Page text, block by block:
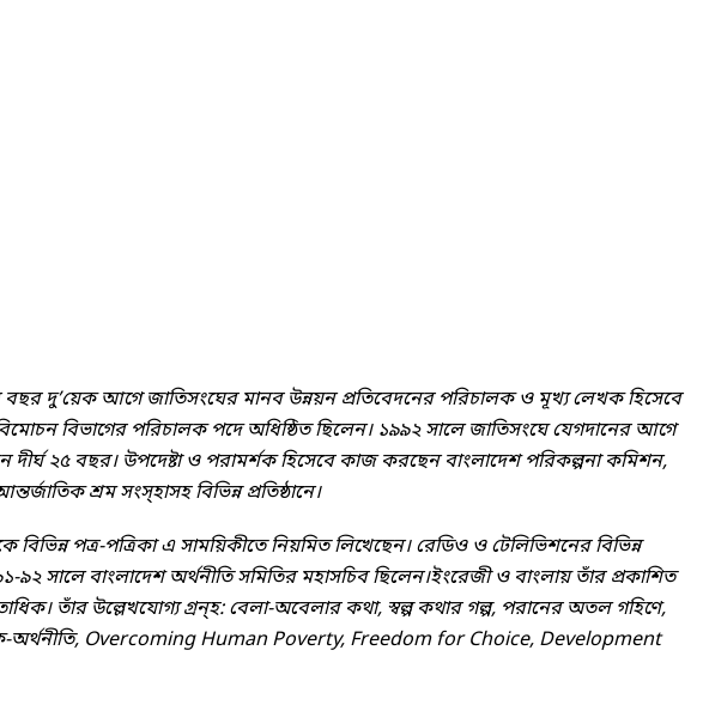
দু’য়েক আগে জাতিসংঘের মানব উন্নয়ন প্রতিবেদনের পরিচালক ও মূখ্য লেখক হিসেবে
বিভাগের পরিচালক পদে অধিষ্ঠিত ছিলেন। ১৯৯২ সালে জাতিসংঘে যেগদানের আগে
দীর্ঘ ২৫ বছর। উপদেষ্টা ও পরামর্শক হিসেবে কাজ করছেন বাংলাদেশ পরিকল্পনা কমিশন,
শ্রম সংস্হাসহ বিভিন্ন প্রতিষ্ঠানে।
পত্র-পত্রিকা এ সাময়িকীতে নিয়মিত লিখেছেন। রেডিও ও টেলিভিশনের বিভিন্ন
সালে বাংলাদেশ অর্থনীতি সমিতির মহাসচিব ছিলেন।ইংরেজী ও বাংলায় তাঁর প্রকাশিত
তাঁর উল্লেখযোগ্য গ্রন্হ: বেলা-অবেলার কথা, স্বল্প কথার গল্প, পরানের অতল গহিণে,
অর্থনীতি, Overcoming Human Poverty, Freedom for Choice, Development